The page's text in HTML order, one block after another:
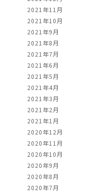
2021年11月
2021年10月
2021年9月
2021年8月
2021年7月
2021年6月
2021年5月
2021年4月
2021年3月
2021年2月
2021年1月
2020年12月
2020年11月
2020年10月
2020年9月
2020年8月
2020年7月